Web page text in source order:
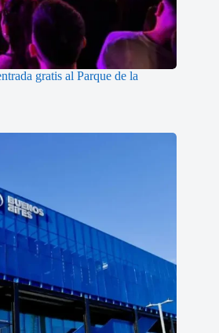
gratis al Parque de la